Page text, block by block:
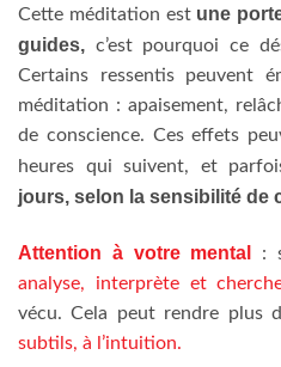
Cette méditation est une
guides, c’est pourquoi ce
Certains ressentis peuvent
méditation : apaisement,
de conscience. Ces effets
heures qui suivent, et
jours, selon la sensibilité de
Attention à votre mental
:
analyse, interprète et
vécu. Cela peut rendre plus
subtils, à l’intuition.